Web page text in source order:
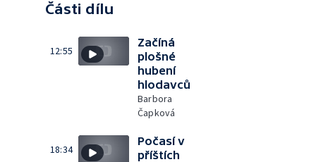
Části dílu
12:55
Začíná
plošné
hubení
hlodavců
Barbora
Čapková
18:34
Počasí v
příštích